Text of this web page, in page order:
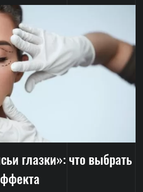
глазки»: что выбрать